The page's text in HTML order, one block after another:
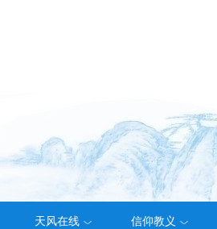
天风在线 信仰教义